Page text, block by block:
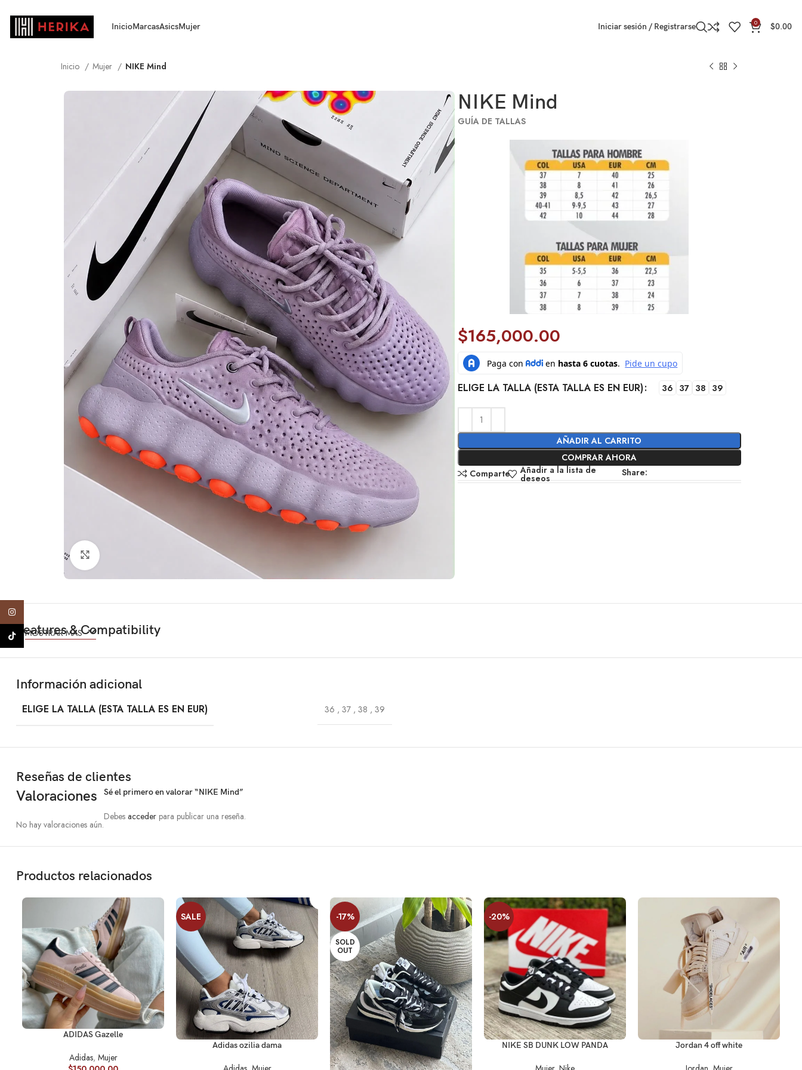
InicioMarcasAsicsMujer Iniciar sesión / Registrarse 0 $0.00
Inicio Mujer NIKE Mind
NIKE Mind
GUÍA DE TALLAS
$165,000.00
ELIGE LA TALLA (ESTA TALLA ES EN EUR) 36 37 38 39
AÑADIR AL CARRITO
COMPRAR AHORA
Comparte
Añadir a la lista de
deseos Share:
Features & Compatibility
MOSTRAR MÁS
Información adicional
ELIGE LA TALLA (ESTA TALLA ES EN EUR) 36 , 37 , 38 , 39
Reseñas de clientes
Valoraciones
No hay valoraciones aún.
Sé el primero en valorar “NIKE Mind”
Debes acceder para publicar una reseña.
Productos relacionados
SELECCIONAR OPCIONES
ADIDAS Gazelle
Adidas, Mujer
SALE
SELECCIONAR OPCIONES
Adidas ozilia dama
-17%
SOLD
OUT
-20%
SELECCIONAR OPCIONES
NIKE SB DUNK LOW PANDA SELECCIONAR OPCIONES
Jordan 4 off white
TikTok